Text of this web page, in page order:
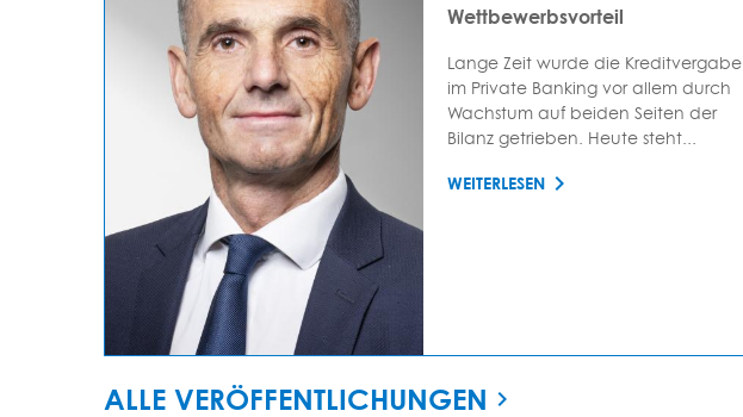
Wettbewerbsvorteil
Lange Zeit wurde die Kreditvergabe
im Private Banking vor allem durch
Wachstum auf beiden Seiten der
Bilanz getrieben. Heute steht...
WEITERLESEN
ALLE VERÖFFENTLICHUNGEN